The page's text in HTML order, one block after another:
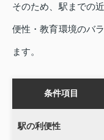
そのため、駅までの
便性・教育環境のバ
ます。
条件項目
駅の利便性